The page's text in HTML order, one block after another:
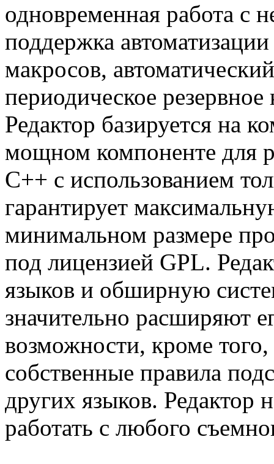
одновременная работа с
поддержка
макросов,
периодическое
Редактор базируется на
мощном компоненте для
C++ с использованием
гарантирует
минимальном размере
под лицензией GPL.
языков и обширную
значительно расширяют
возможности, кроме того,
собственные правила
других языков. Редактор
работать с любого